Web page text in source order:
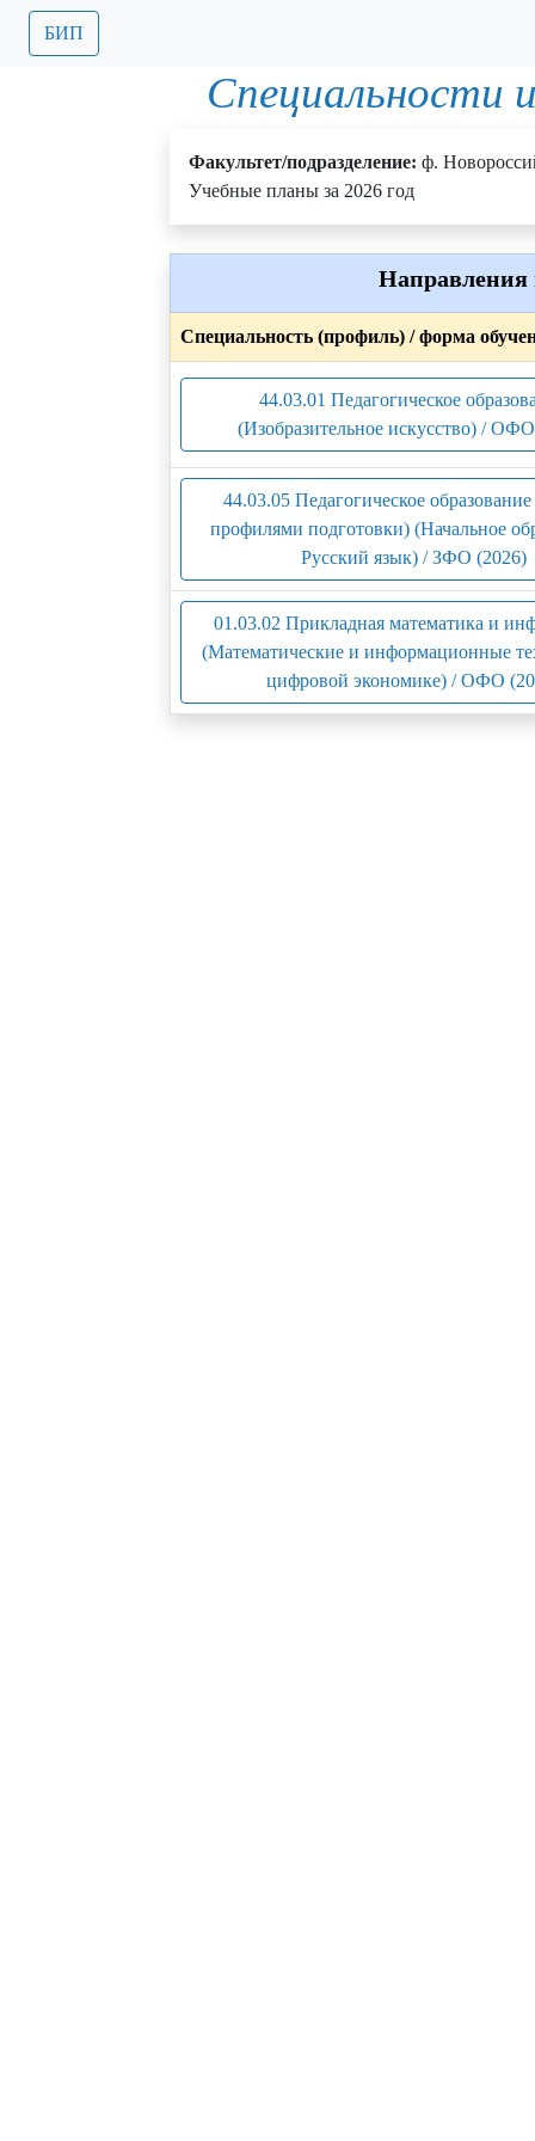
БИП
Специальности
Факультет/подразделение: ф.
Учебные планы за 2026 год
Направления
Специальность (профиль) / форма
44.03.01 Педагогическое
(Изобразительное искусство) /
44.03.05 Педагогическое
профилями подготовки) (Начальное
Русский язык) / ЗФО (2026)
01.03.02 Прикладная математика и
(Математические и информационные
цифровой экономике) / ОФО